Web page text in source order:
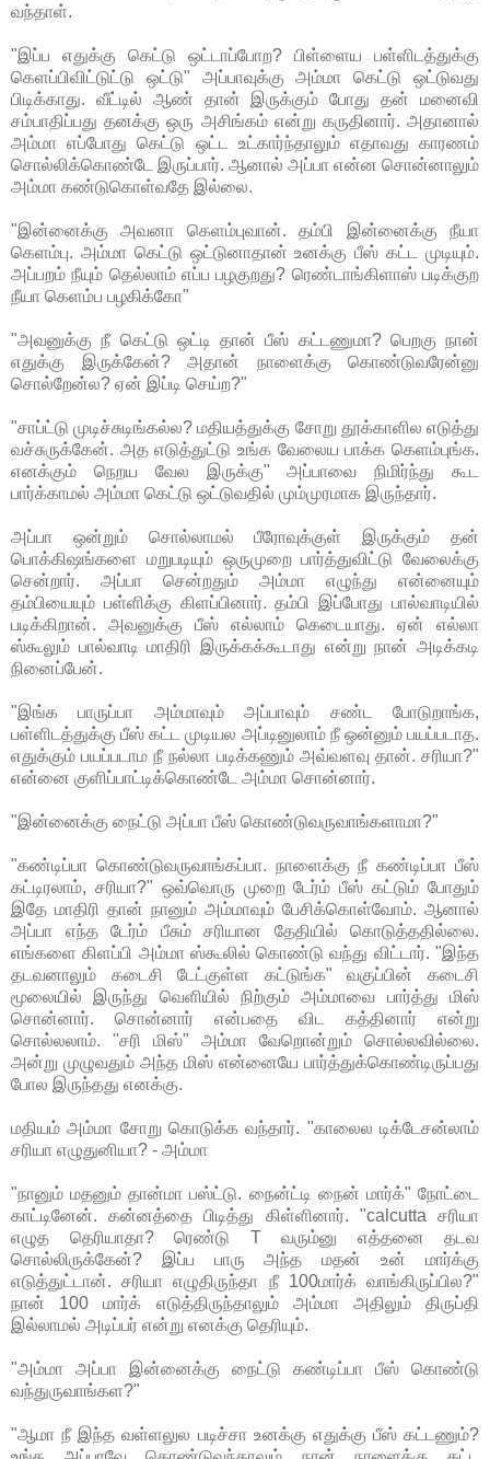
வந்தாள்.
"இப்ப எதுக்கு கெட்டு ஒட்டாப்போற? பிள்ளைய பள்ளிடத்துக்கு
கெளப்பிவிட்டுட்டு ஒட்டு" அப்பாவுக்கு அம்மா கெட்டு ஒட்டுவது
பிடிக்காது. வீட்டில் ஆண் தான் இருக்கும் போது தன் மனைவி
சம்பாதிப்பது தனக்கு ஒரு அசிங்கம் என்று கருதினார். அதானால்
அம்மா எப்போது கெட்டு ஒட்ட உட்கார்ந்தாலும் எதாவது காரணம்
சொல்லிக்கொண்டே இருப்பார். ஆனால் அப்பா என்ன சொன்னாலும்
அம்மா கண்டுகொள்வதே இல்லை.
"இன்னைக்கு அவனா கெளம்புவான். தம்பி இன்னைக்கு நீயா
கெளம்பு. அம்மா கெட்டு ஒட்டுனாதான் உனக்கு பீஸ் கட்ட முடியும்.
அப்பறம் நீயும் தெல்லாம் எப்ப பழகுறது? ரெண்டாங்கிளாஸ் படிக்குற
நீயா கெளம்ப பழகிக்கோ"
"அவனுக்கு நீ கெட்டு ஒட்டி தான் பீஸ் கட்டணுமா? பெறகு நான்
எதுக்கு இருக்கேன்? அதான் நாளைக்கு கொண்டுவரேன்னு
சொல்றேன்ல? ஏன் இப்டி செய்ற?"
"சாப்ட்டு முடிச்சுடிங்கல்ல? மதியத்துக்கு சோறு தூக்காளில எடுத்து
வச்சுருக்கேன். அத எடுத்துட்டு உங்க வேலைய பாக்க கெளம்புங்க.
எனக்கும் நெறய வேல இருக்கு" அப்பாவை நிமிர்ந்து கூட
பார்க்காமல் அம்மா கெட்டு ஒட்டுவதில் மும்முரமாக இருந்தார்.
அப்பா ஒன்றும் சொல்லாமல் பீரோவுக்குள் இருக்கும் தன்
பொக்கிஷங்களை மறுபடியும் ஒருமுறை பார்த்துவிட்டு வேலைக்கு
சென்றார். அப்பா சென்றதும் அம்மா எழுந்து என்னையும்
தம்பியையும் பள்ளிக்கு கிளப்பினார். தம்பி இப்போது பால்வாடியில்
படிக்கிறான். அவனுக்கு பீஸ் எல்லாம் கெடையாது. ஏன் எல்லா
ஸ்கூலும் பால்வாடி மாதிரி இருக்கக்கூடாது என்று நான் அடிக்கடி
நினைப்பேன்.
"இங்க பாருப்பா அம்மாவும் அப்பாவும் சண்ட போடுறாங்க,
பள்ளிடத்துக்கு பீஸ் கட்ட முடியல அப்டினுலாம் நீ ஒன்னும் பயப்படாத.
எதுக்கும் பயப்படாம நீ நல்லா படிக்கணும் அவ்வளவு தான். சரியா?"
என்னை குளிப்பாட்டிக்கொண்டே அம்மா சொன்னார்.
"இன்னைக்கு நைட்டு அப்பா பீஸ் கொண்டுவருவாங்களாமா?"
"கண்டிப்பா கொண்டுவருவாங்கப்பா. நாளைக்கு நீ கண்டிப்பா பீஸ்
கட்டிரலாம், சரியா?" ஒவ்வொரு முறை டேர்ம் பீஸ் கட்டும் போதும்
இதே மாதிரி தான் நானும் அம்மாவும் பேசிக்கொள்வோம். ஆனால்
அப்பா எந்த டேர்ம் பீசும் சரியான தேதியில் கொடுத்ததில்லை.
எங்களை கிளப்பி அம்மா ஸ்கூலில் கொண்டு வந்து விட்டார். "இந்த
தடவனாலும் கடைசி டேட்குள்ள கட்டுங்க" வகுப்பின் கடைசி
மூலையில் இருந்து வெளியில் நிற்கும் அம்மாவை பார்த்து மிஸ்
சொன்னார். சொன்னார் என்பதை விட கத்தினார் என்று
சொல்லலாம். "சரி மிஸ்" அம்மா வேறொன்றும் சொல்லவில்லை.
அன்று முழுவதும் அந்த மிஸ் என்னையே பார்த்துக்கொண்டிருப்பது
போல இருந்தது எனக்கு.
மதியம் அம்மா சோறு கொடுக்க வந்தார். "காலைல டிக்டேசன்லாம்
சரியா எழுதுனியா? - அம்மா
"நானும் மதனும் தான்மா பஸ்ட்டு. நைன்ட்டி நைன் மார்க்" நோட்டை
காட்டினேன். கன்னத்தை பிடித்து கிள்ளினார். "calcutta சரியா
எழுத தெரியாதா? ரெண்டு T வரும்னு எத்தனை தடவ
சொல்லிருக்கேன்? இப்ப பாரு அந்த மதன் உன் மார்க்கு
எடுத்துட்டான். சரியா எழுதிருந்தா நீ 100மார்க் வாங்கிருப்பில?"
நான் 100 மார்க் எடுத்திருந்தாலும் அம்மா அதிலும் திருப்தி
இல்லாமல் அடிப்பர் என்று எனக்கு தெரியும்.
"அம்மா அப்பா இன்னைக்கு நைட்டு கண்டிப்பா பீஸ் கொண்டு
வந்துருவாங்கள?"
"ஆமா நீ இந்த வள்ளலுல படிச்சா உனக்கு எதுக்கு பீஸ் கட்டணும்?